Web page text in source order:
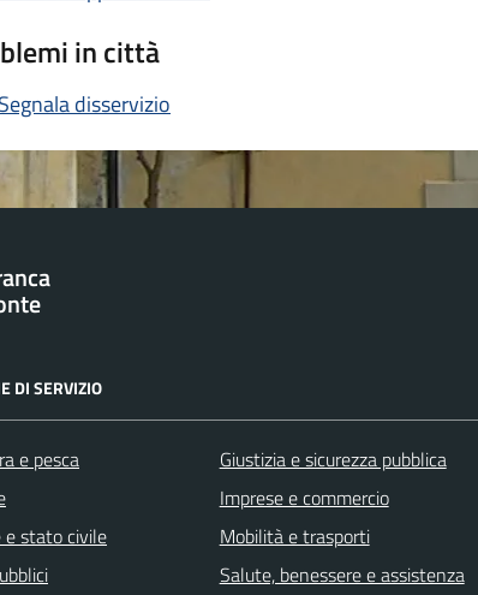
in città
Segnala disservizio
DI SERVIZIO
e pesca
e stato civile
Giustizia e sicurezza pubblica
Imprese e commercio
Mobilità e trasporti
Salute, benessere e assistenza